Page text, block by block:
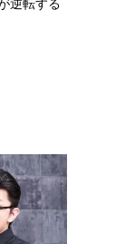
逆転する